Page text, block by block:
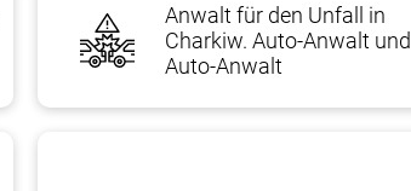
Anwalt für den Unfall in
Charkiw. Auto-Anwalt und
Auto-Anwalt